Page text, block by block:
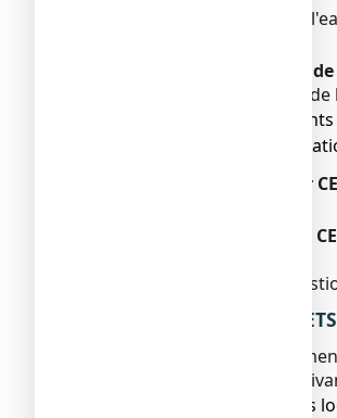
Nettoyez la plaie avec de
Si vous avez utilisé plus
Ce médicament contient
● des risques
● une possibilité
Si vous oubliez d’utiliser
Si vous arrêtez d’utiliser
Si vous avez d’autres
4. QUELS SONT LES
Comme tous les
Les effets indésirables
● réactions allergiques